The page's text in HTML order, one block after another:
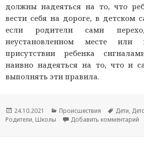
должны надеяться на то, что
вести себя на дороге, в детском
если родители сами
неустановленном месте или
присутствии ребенка
наивно надеяться на то, что и
выполнять эти правила.
Опубликовано
24.10.2021 Рубрики
Происшествия Метки
Дети,
Родители, Школы Добавить комментарий